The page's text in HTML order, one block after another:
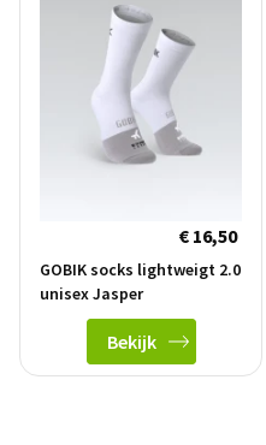
€ 16,50
GOBIK socks lightweigt 2.0
unisex Jasper
Bekijk